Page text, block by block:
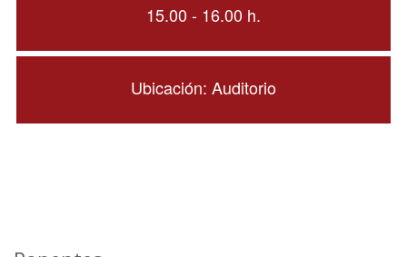
15.00 - 16.00 h.
Ubicación: Auditorio